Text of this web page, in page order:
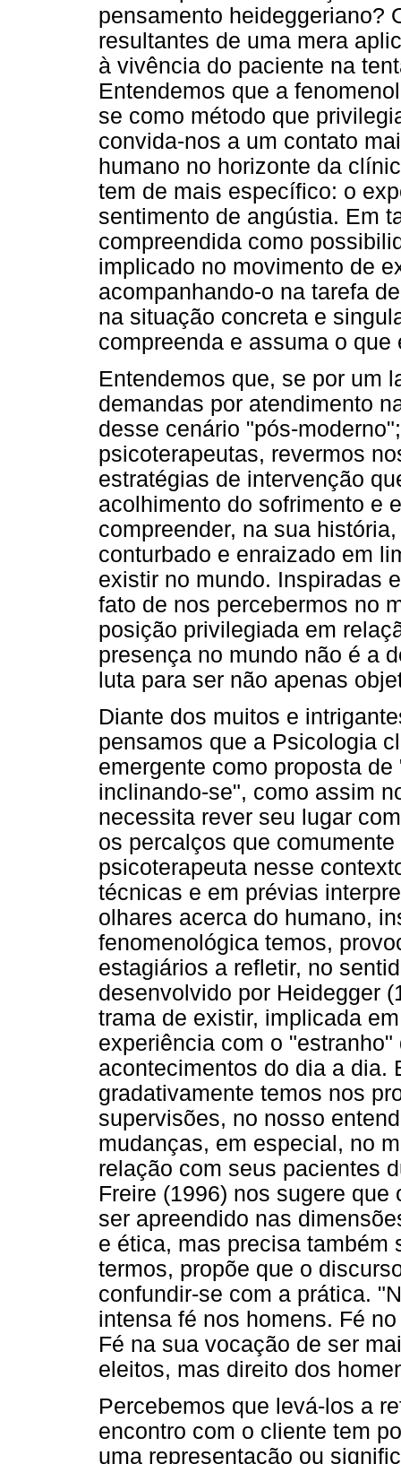
pensamento heideggeriano?
resultantes de uma mera
à vivência do paciente na
Entendemos que a
se como método que
convida-nos a um contato
humano no horizonte da
tem de mais específico: o
sentimento de angústia. Em
compreendida como
implicado no movimento de
acompanhando-o na tarefa
na situação concreta e
compreenda e assuma o
Entendemos que, se por um
demandas por atendimento
desse cenário "pós-
psicoterapeutas, revermos
estratégias de intervenção
acolhimento do sofrimento e
compreender, na sua
conturbado e enraizado em
existir no mundo. Inspiradas
fato de nos percebermos no
posição privilegiada em
presença no mundo não é a
luta para ser não apenas
Diante dos muitos e
pensamos que a Psicologia
emergente como proposta
inclinando-se", como assim
necessita rever seu lugar
os percalços que
psicoterapeuta nesse
técnicas e em prévias
olhares acerca do humano,
fenomenológica temos,
estagiários a refletir, no
desenvolvido por Heidegger
trama de existir, implicada
experiência com o
acontecimentos do dia a dia.
gradativamente temos nos
supervisões, no nosso
mudanças, em especial, no
relação com seus pacientes
Freire (1996) nos sugere
ser apreendido nas
e ética, mas precisa também
termos, propõe que o
confundir-se com a prática.
intensa fé nos homens. Fé
Fé na sua vocação de ser
eleitos, mas direito dos
Percebemos que levá-los a
encontro com o cliente tem
uma representação ou